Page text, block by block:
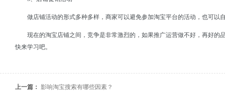
做店铺活动的形式多种多样，商家可以避免参加淘宝平台的活动，也可以
现在的淘宝店铺之间，竞争是非常激烈的，如果推广运营做不好，再好
快来学习吧。
上一篇： 影响淘宝搜索有哪些因素？